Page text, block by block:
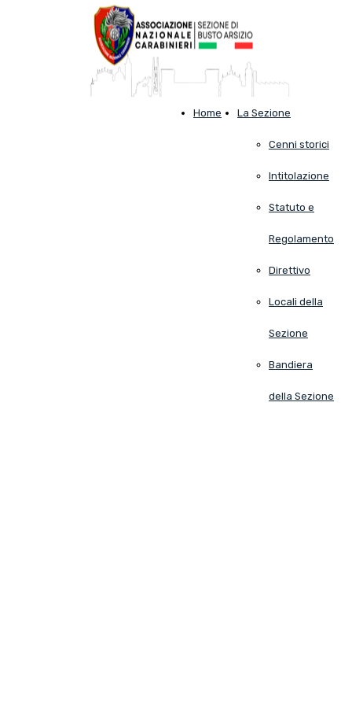
Home La Sezione
Cenni storici
Intitolazione
Statuto e
Regolamento
Direttivo
Locali della
Sezione
Bandiera
della Sezione